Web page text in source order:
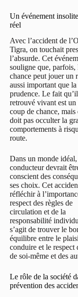
Un événement
réel
Avec l’accident de
Tigra, on touchait
l’absurde. Cet
souligne que, parfois,
chance peut jouer un
aussi important que la
prudence. Le fait
retrouvé vivant est un
coup de chance, mais
doit pas occulter la
comportements à
route.
Dans un monde
conducteur devrait
conscient des
ses choix. Cet
réfléchir à
respect des règles de
circulation et de la
responsabilité
s’agit de trouver le
équilibre entre le
conduire et le respect
de soi-même et des
Le rôle de la société
prévention des